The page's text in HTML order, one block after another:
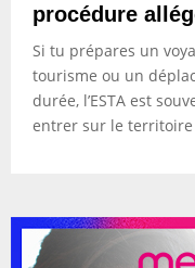
procédure
Si tu prépares un
tourisme ou un
durée, l’ESTA est
entrer sur le territoire